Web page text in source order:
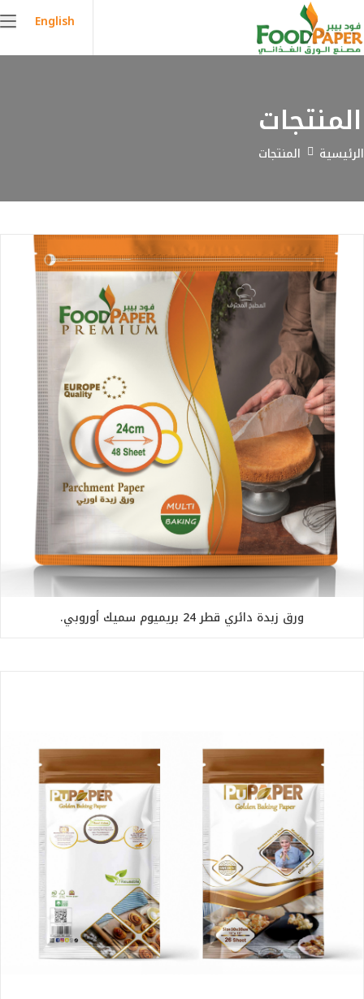
English
المنتجات
الرئيسية المنتجات
ورق زبدة دائري قطر 24 بريميوم سميك أوروبي.